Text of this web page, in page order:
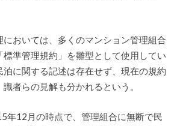
においては、多くのマンション管理組合
標準管理規約」を雛型として使用してい
泊に関する記述は存在せず、現在の規約
者らの見解も分かれるという。
年12月の時点で、管理組合に無断で民